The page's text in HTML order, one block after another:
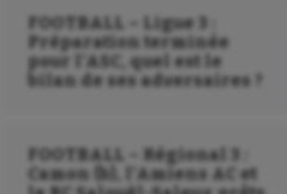
FOOTBALL – Ligue 3 :
Préparation terminée
pour l’ASC, quel est le
bilan de ses adversaires ?
FOOTBALL – Régional 3 :
Camon (b), l’Amiens AC et